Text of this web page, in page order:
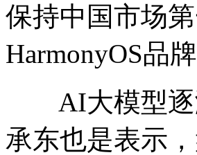
保持中国市场
HarmonyOS品
AI大模型逐
承东也是表示